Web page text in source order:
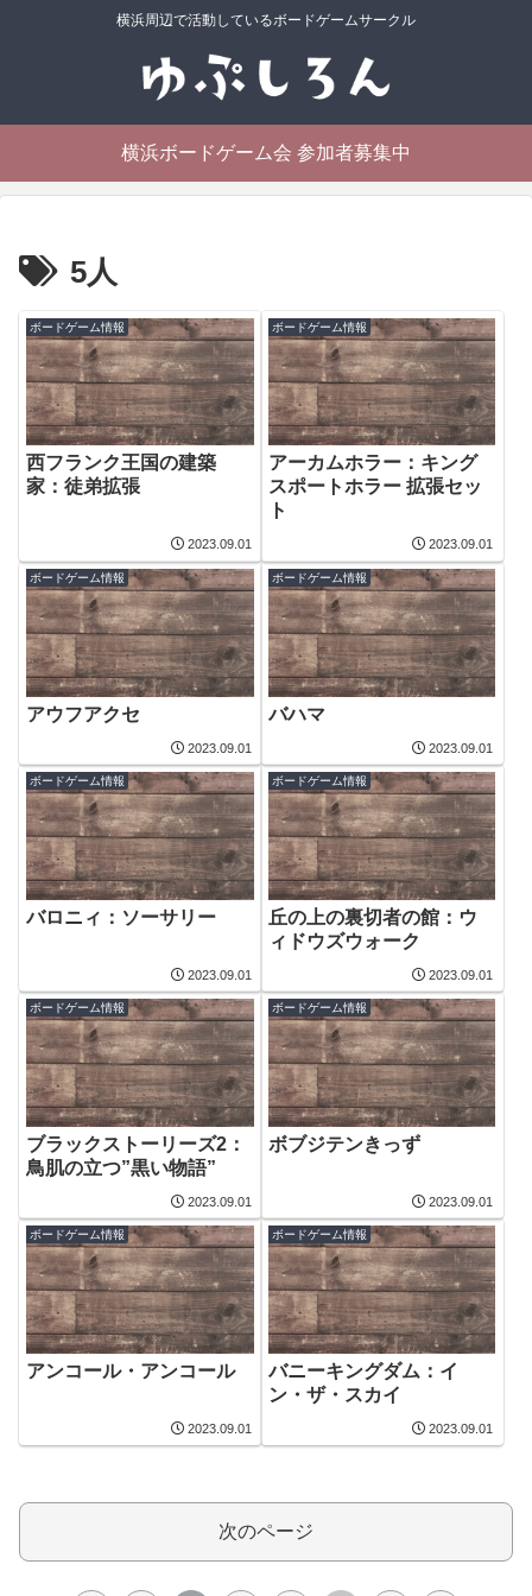
横浜周辺で活動しているボードゲームサークル
横浜ボードゲーム会 参加者募集中
5人
ボードゲーム情報
西フランク王国の建築
家：徒弟拡張
2023.09.01
ボードゲーム情報
アーカムホラー：キング
スポートホラー 拡張セッ
ト
2023.09.01
ボードゲーム情報
アウフアクセ
2023.09.01
ボードゲーム情報
バハマ
2023.09.01
ボードゲーム情報
バロニィ：ソーサリー
2023.09.01
ボードゲーム情報
丘の上の裏切者の館：ウ
ィドウズウォーク
2023.09.01
ボードゲーム情報
ブラックストーリーズ2：
鳥肌の立つ”黒い物語”
2023.09.01
ボードゲーム情報
ボブジテンきっず
2023.09.01
ボードゲーム情報
アンコール・アンコール
2023.09.01
ボードゲーム情報
バニーキングダム：イ
ン・ザ・スカイ
2023.09.01
次のページ